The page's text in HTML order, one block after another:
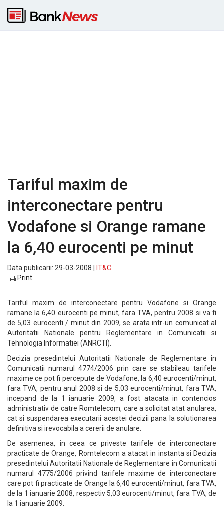
Tariful maxim de
interconectare pentru
Vodafone si Orange ramane
la 6,40 eurocenti pe minut
Data publicarii: 29-03-2008 |
IT&C
Print
Tariful maxim de interconectare pentru Vodafone si Orange
ramane la 6,40 eurocenti pe minut, fara TVA, pentru 2008 si va fi
de 5,03 eurocenti / minut din 2009, se arata intr-un comunicat al
Autoritatii Nationale pentru Reglementare in Comunicatii si
Tehnologia Informatiei (ANRCTI).
Decizia presedintelui Autoritatii Nationale de Reglementare in
Comunicatii numarul 4774/2006 prin care se stabileau tarifele
maxime ce pot fi percepute de Vodafone, la 6,40 eurocenti/minut,
fara TVA, pentru anul 2008 si de 5,03 eurocenti/minut, fara TVA,
incepand de la 1 ianuarie 2009, a fost atacata in contencios
administrativ de catre Romtelecom, care a solicitat atat anularea,
cat si suspendarea executarii acestei decizii pana la solutionarea
definitiva si irevocabila a cererii de anulare.
De asemenea, in ceea ce priveste tarifele de interconectare
practicate de Orange, Romtelecom a atacat in instanta si Decizia
presedintelui Autoritatii Nationale de Reglementare in Comunicatii
numarul 4775/2006 privind tarifele maxime de interconectare
care pot fi practicate de Orange la 6,40 eurocenti/minut, fara TVA,
de la 1 ianuarie 2008, respectiv 5,03 eurocenti/minut, fara TVA, de
la 1 ianuarie 2009.